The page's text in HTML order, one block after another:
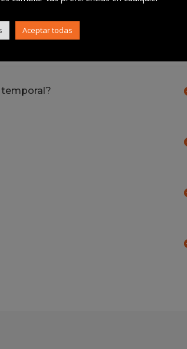
temporal?
Aceptar todas